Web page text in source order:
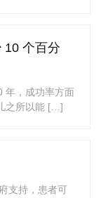
10 个百分
年，成功率方面
之所以能 […]
支持，患者可